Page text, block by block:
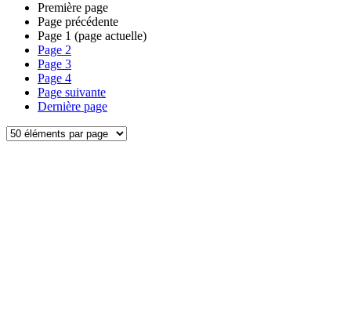
Première page
Page précédente
Page 1 (page actuelle)
Page 2
Page 3
Page 4
Page suivante
Dernière page